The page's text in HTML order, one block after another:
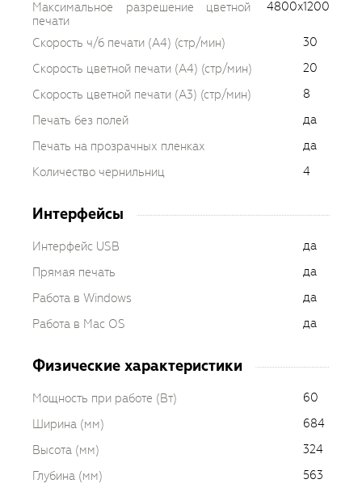
Максимальное разрешение цветной
печати
4800x1200
Скорость ч/б печати (A4) (стр/мин)
30
Скорость цветной печати (A4) (стр/мин)
20
Скорость цветной печати (A3) (стр/мин)
8
Печать без полей
да
Печать на прозрачных пленках
да
Количество чернильниц
4
Интерфейсы
Интерфейс USB
да
Прямая печать
да
Работа в Windows
да
Работа в Mac OS
да
Физические характеристики
Мощность при работе (Вт)
60
Ширина (мм)
684
Высота (мм)
324
Глубина (мм)
563